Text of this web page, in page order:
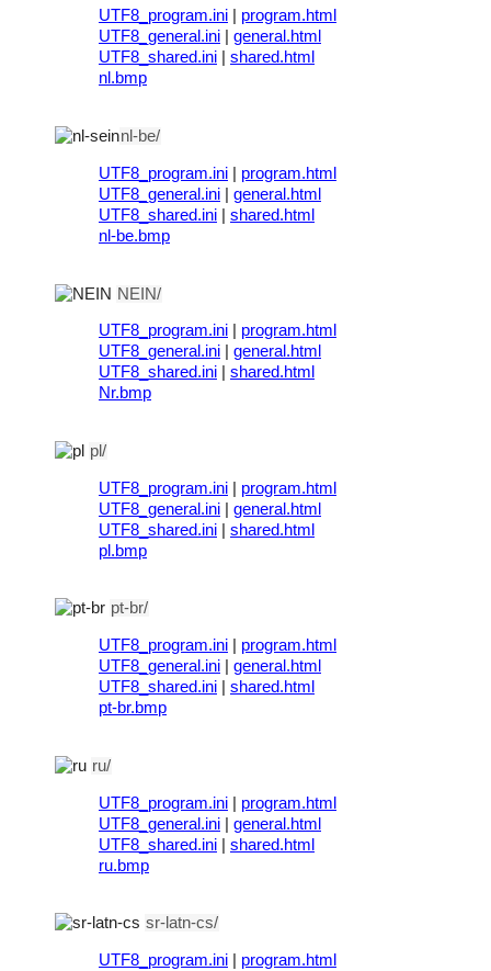
UTF8_program.ini
program.html
UTF8_general.ini
general.html
UTF8_shared.ini
shared.html
nl.bmp
nl-be/
UTF8_program.ini
program.html
UTF8_general.ini
general.html
UTF8_shared.ini
shared.html
nl-be.bmp
NEIN/
UTF8_program.ini
program.html
UTF8_general.ini
general.html
UTF8_shared.ini
shared.html
Nr.bmp
pl/
UTF8_program.ini
program.html
UTF8_general.ini
general.html
UTF8_shared.ini
shared.html
pl.bmp
pt-br/
UTF8_program.ini
program.html
UTF8_general.ini
general.html
UTF8_shared.ini
shared.html
pt-br.bmp
ru/
UTF8_program.ini | program.html
UTF8_general.ini | general.html
UTF8_shared.ini | shared.html
ru.bmp
sr-latn-cs/
UTF8_program.ini
program.html